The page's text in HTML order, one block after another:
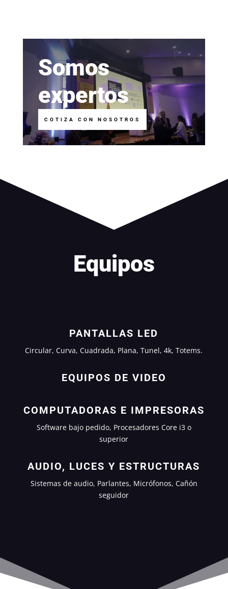
Somos
expertos
COTIZA CON NOSOTROS
Equipos
PANTALLAS LED
Circular, Curva, Cuadrada, Plana, Tunel, 4k, Totems.
EQUIPOS DE VIDEO
COMPUTADORAS E IMPRESORAS
Software bajo pedido, Procesadores Core i3 o
superior
AUDIO, LUCES Y ESTRUCTURAS
Sistemas de audio, Parlantes, Micrófonos, Cañón
seguidor